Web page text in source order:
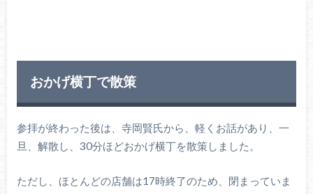
おかげ横丁で散策
参拝が終わった後は、寺岡賢氏から、軽くお話があり、一
旦、解散し、30分ほどおかげ横丁を散策しました。
ただし、ほとんどの店舗は17時終了のため、閉まっていま